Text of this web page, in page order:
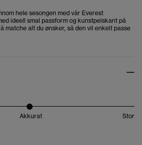
hele sesongen med vår Everest
ideell smal passform og kunstpelskant på
matche alt du ønsker, så den vil enkelt passe
Akkurat Stor